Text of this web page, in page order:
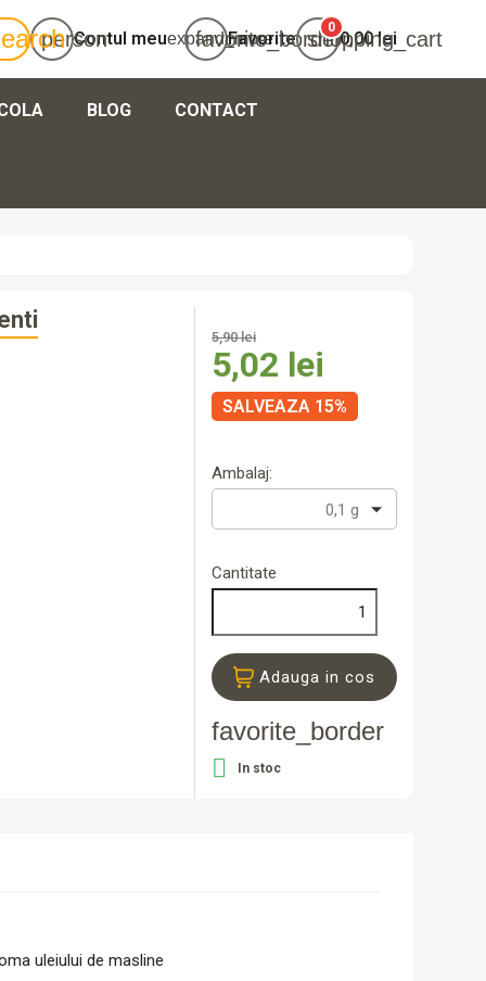
personContul meuexpand_more
favorite_border
Favorite shopping_cart
0
0,00 lei
BLOG CONTACT
5,90 lei
5,02 lei
SALVEAZA 15%
Ambalaj:
0,1 g
Cantitate
Adauga in cos
favorite_border

In stoc
uleiului de masline